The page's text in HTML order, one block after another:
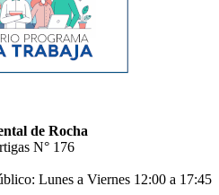
de Rocha
N° 176
Lunes a Viernes 12:00 a 17:45